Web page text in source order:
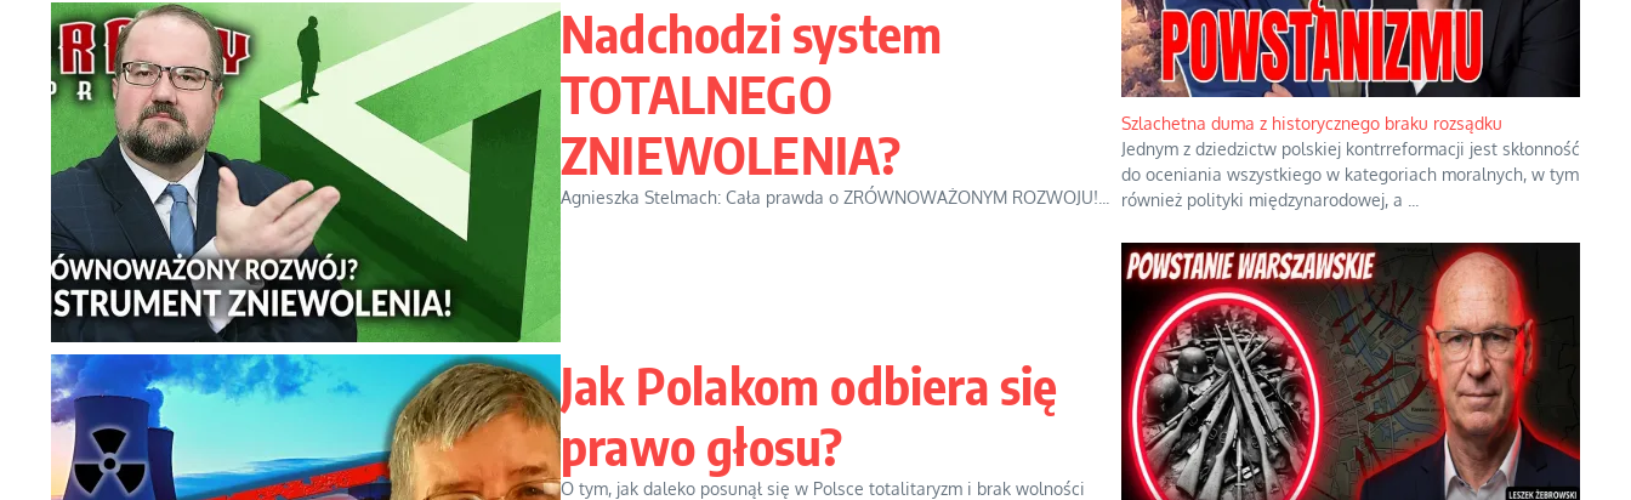
Nadchodzi system
TOTALNEGO
ZNIEWOLENIA?
Agnieszka Stelmach: Cała prawda o ZRÓWNOWAŻONYM ROZWOJU!...
Jak Polakom odbiera się
prawo głosu?
O tym, jak daleko posunął się w Polsce totalitaryzm i brak wolności
Szlachetna duma z historycznego braku rozsądku
Jednym z dziedzictw polskiej kontrreformacji jest skłonność
do oceniania wszystkiego w kategoriach moralnych, w tym
również polityki międzynarodowej, a